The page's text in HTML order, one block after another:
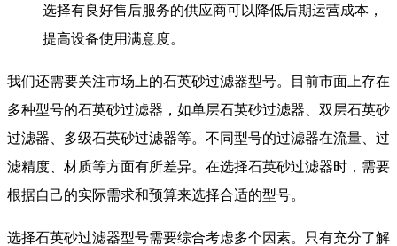
选择有良好售后服务的供应商可以降低后期运营成本，
提高设备使用满意度。
我们还需要关注市场上的石英砂过滤器型号。目前市面上存在
多种型号的石英砂过滤器，如单层石英砂过滤器、双层石英砂
过滤器、多级石英砂过滤器等。不同型号的过滤器在流量、过
滤精度、材质等方面有所差异。在选择石英砂过滤器时，需要
根据自己的实际需求和预算来选择合适的型号。
选择石英砂过滤器型号需要综合考虑多个因素。只有充分了解